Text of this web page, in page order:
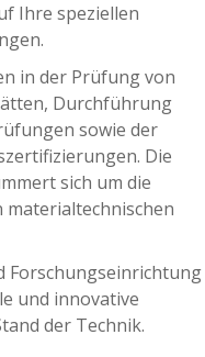
Ihre speziellen
in der Prüfung von
Durchführung
sowie der
Die
sich um die
Forschungseinrichtung
und innovative
der Technik.